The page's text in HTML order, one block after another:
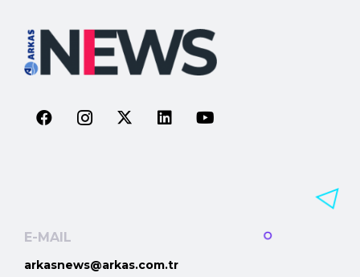
E-MAIL
arkasnews@arkas.com.tr